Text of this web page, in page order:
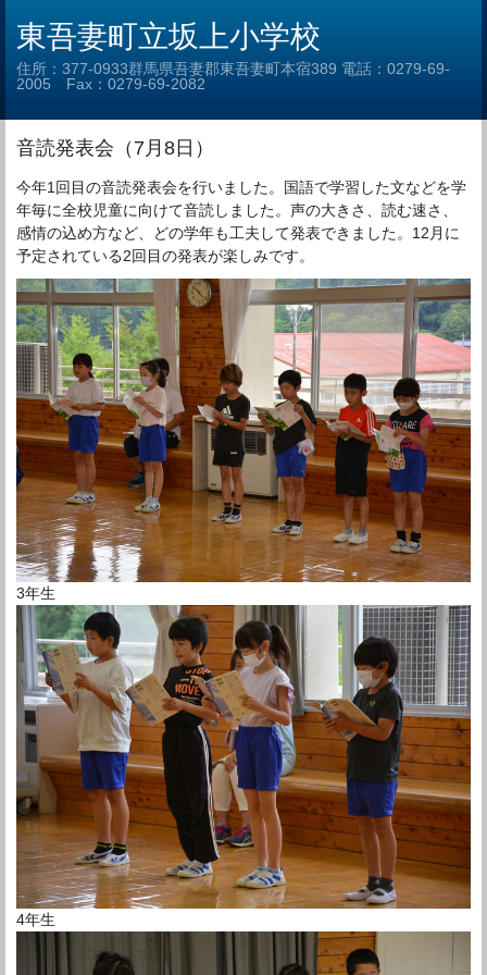
東吾妻町立坂上小学校
住所：377-0933群馬県吾妻郡東吾妻町本宿389 電話：0279-69-
2005 Fax：0279-69-2082
音読発表会（7月8日）
今年1回目の音読発表会を行いました。国語で学習した文などを学
年毎に全校児童に向けて音読しました。声の大きさ、読む速さ、
感情の込め方など、どの学年も工夫して発表できました。12月に
予定されている2回目の発表が楽しみです。
3年生
4年生